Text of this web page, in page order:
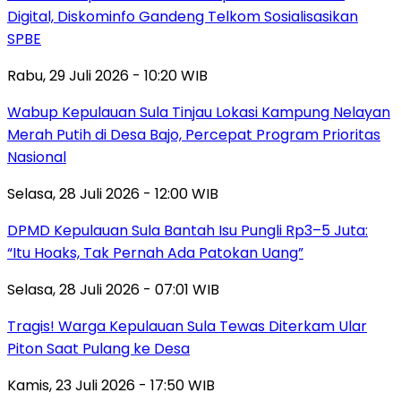
Digital, Diskominfo Gandeng Telkom Sosialisasikan
SPBE
Rabu, 29 Juli 2026 - 10:20 WIB
Wabup Kepulauan Sula Tinjau Lokasi Kampung Nelayan
Merah Putih di Desa Bajo, Percepat Program Prioritas
Nasional
Selasa, 28 Juli 2026 - 12:00 WIB
DPMD Kepulauan Sula Bantah Isu Pungli Rp3–5 Juta:
“Itu Hoaks, Tak Pernah Ada Patokan Uang”
Selasa, 28 Juli 2026 - 07:01 WIB
Tragis! Warga Kepulauan Sula Tewas Diterkam Ular
Piton Saat Pulang ke Desa
Kamis, 23 Juli 2026 - 17:50 WIB